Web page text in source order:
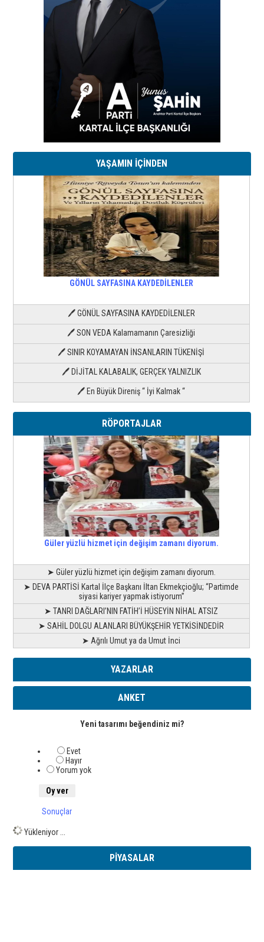
YAŞAMIN İÇİNDEN
GÖNÜL SAYFASINA KAYDEDİLENLER
🖊 GÖNÜL SAYFASINA KAYDEDİLENLER
🖊 SON VEDA Kalamamanın Çaresizliği
🖊 SINIR KOYAMAYAN İNSANLARIN TÜKENİŞİ
🖊 DİJİTAL KALABALIK, GERÇEK YALNIZLIK
🖊 En Büyük Direniş “ İyi Kalmak “
RÖPORTAJLAR
Güler yüzlü hizmet için değişim zamanı diyorum.
➤ Güler yüzlü hizmet için değişim zamanı diyorum.
➤ DEVA PARTİSİ Kartal İlçe Başkanı İltan Ekmekçioğlu; “Partimde
siyasi kariyer yapmak istiyorum”
➤ TANRI DAĞLARI’NIN FATİH’İ HÜSEYİN NİHAL ATSIZ
➤ SAHİL DOLGU ALANLARI BÜYÜKŞEHİR YETKİSİNDEDİR
➤ Ağrılı Umut ya da Umut İnci
YAZARLAR
ANKET
Yeni tasarımı beğendiniz mi?
Evet
Hayır
Yorum yok
Sonuçlar
Yükleniyor ...
PİYASALAR